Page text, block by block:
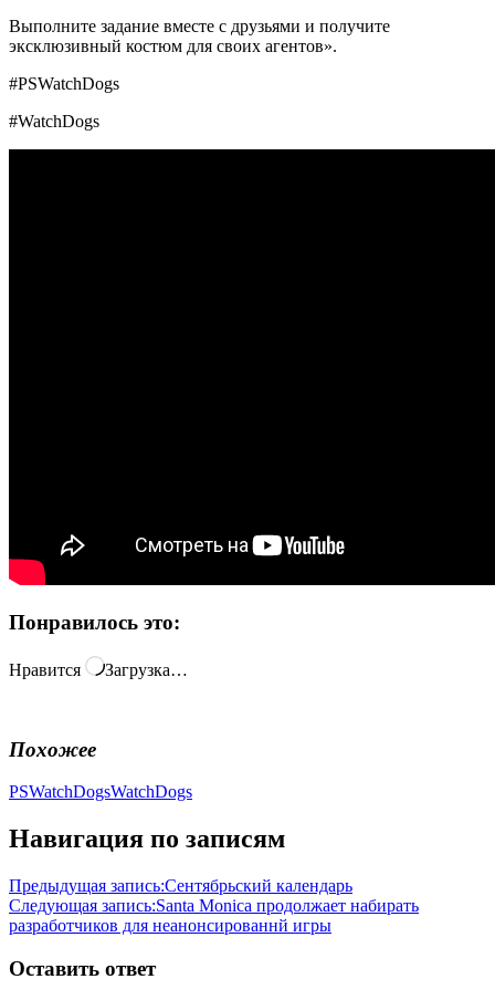
Выполните задание вместе с друзьями и получите
эксклюзивный костюм для своих агентов».
#PSWatchDogs
#WatchDogs
Понравилось это:
Нравится Загрузка…
Похожее
PSWatchDogsWatchDogs
Навигация по записям
Предыдущая запись:Сентябрьский календарь
Следующая запись:Santa Monica продолжает набирать
разработчиков для неанонсированнй игры
Оставить ответ